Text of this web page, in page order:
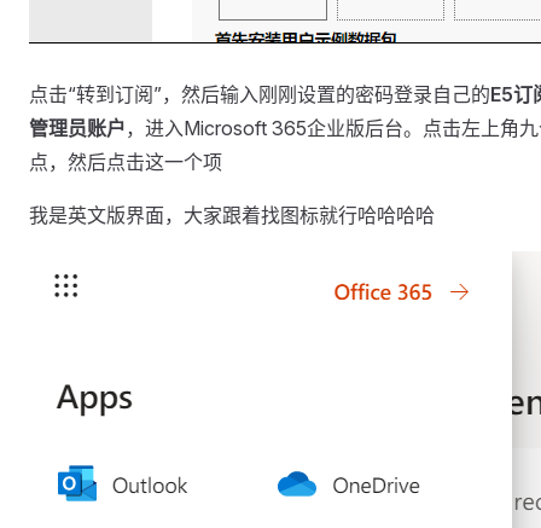
点击“转到订阅”，然后输入刚刚设置的密码登录自己的E5订
管理员账户，进入Microsoft 365企业版后台。点击左上角
点，然后点击这一个项
我是英文版界面，大家跟着找图标就行哈哈哈哈